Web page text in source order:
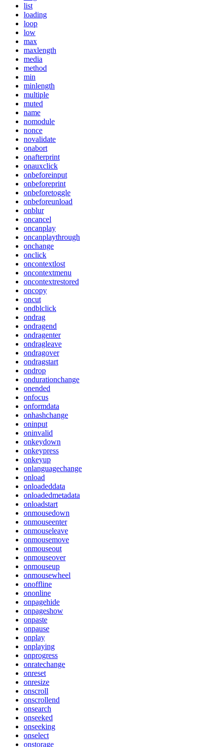
list
loading
loop
low
max
maxlength
media
method
min
minlength
multiple
muted
name
nomodule
nonce
novalidate
onabort
onafterprint
onauxclick
onbeforeinput
onbeforeprint
onbeforetoggle
onbeforeunload
onblur
oncancel
oncanplay
oncanplaythrough
onchange
onclick
oncontextlost
oncontextmenu
oncontextrestored
oncopy
oncut
ondblclick
ondrag
ondragend
ondragenter
ondragleave
ondragover
ondragstart
ondrop
ondurationchange
onended
onfocus
onformdata
onhashchange
oninput
oninvalid
onkeydown
onkeypress
onkeyup
onlanguagechange
onload
onloadeddata
onloadedmetadata
onloadstart
onmousedown
onmouseenter
onmouseleave
onmousemove
onmouseout
onmouseover
onmouseup
onmousewheel
onoffline
ononline
onpagehide
onpageshow
onpaste
onpause
onplay
onplaying
onprogress
onratechange
onreset
onresize
onscroll
onscrollend
onsearch
onseeked
onseeking
onselect
onstorage